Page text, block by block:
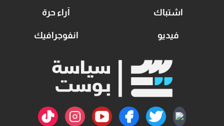
اشتباك آراء حرة
فيديو انفوجرافيك